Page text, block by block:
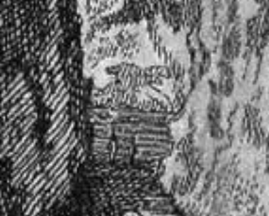
Дирекция
Дворцы и сады
Михайловский дворец
Корпус Бенуа
Михайловский (Инженерный) замок
Мраморный дворец
Строгановский дворец
Домик Петра I
Летний дворец Петра I
Летний сад
Михайловский сад
Западный павильон Михайловского